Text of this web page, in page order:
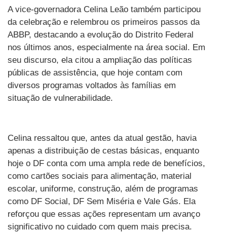
A vice-governadora Celina Leão também participou
da celebração e relembrou os primeiros passos da
ABBP, destacando a evolução do Distrito Federal
nos últimos anos, especialmente na área social. Em
seu discurso, ela citou a ampliação das políticas
públicas de assistência, que hoje contam com
diversos programas voltados às famílias em
situação de vulnerabilidade.
Celina ressaltou que, antes da atual gestão, havia
apenas a distribuição de cestas básicas, enquanto
hoje o DF conta com uma ampla rede de benefícios,
como cartões sociais para alimentação, material
escolar, uniforme, construção, além de programas
como DF Social, DF Sem Miséria e Vale Gás. Ela
reforçou que essas ações representam um avanço
significativo no cuidado com quem mais precisa.